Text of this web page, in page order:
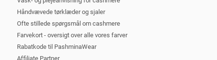
Håndvævede tørklæder og sjaler
Ofte stillede spørgsmål om cashmere
Farvekort - oversigt over alle vores farver
Rabatkode til PashminaWear
Affiliate Partner